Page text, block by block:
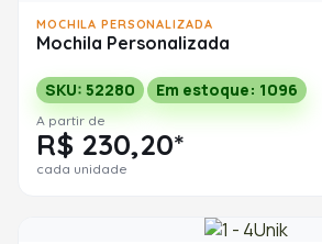
MOCHILA PERSONALIZADA
Mochila Personalizada
SKU: 52280 Em estoque: 1096
A partir de
R$ 230,20*
cada unidade